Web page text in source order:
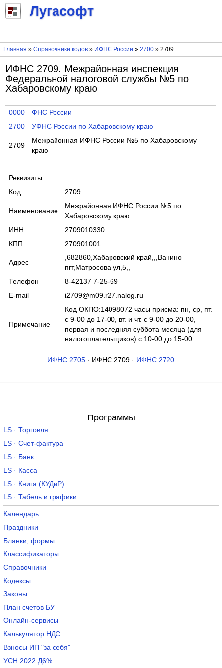
Лугасофт
Главная » Справочники кодов» ИФНС России » 2700» 2709
ИФНС 2709. Межрайонная инспекция
Федеральной налоговой службы №5 по
Хабаровскому краю
0000
ФНС России
2700
УФНС России по Хабаровскому краю
2709
Межрайонная ИФНС России №5 по Хабаровскому
краю
Реквизиты
Код
2709
Наименование
Межрайонная ИФНС России №5 по
Хабаровскому краю
ИНН
2709010330
КПП
270901001
Адрес
,682860,Хабаровский край,,,Ванино
пгт,Матросова ул,5,,
Телефон
8-42137 7-25-69
E-mail
i2709@m09.r27.nalog.ru
Примечание
Код ОКПО:14098072 часы приема: пн, ср, пт.
с 9-00 до 17-00, вт. и чт. с 9-00 до 20-00,
первая и последняя суббота месяца (для
налогоплательщиков) с 10-00 до 15-00
ИФНС 2705 · ИФНС 2709 · ИФНС 2720
Программы
LS · Торговля
LS · Счет-фактура
LS · Банк
LS · Касса
LS · Книга (КУДиР)
LS · Табель и графики
Календарь
Праздники
Бланки, формы
Классификаторы
Справочники
Кодексы
Законы
План счетов БУ
Онлайн-сервисы
Калькулятор НДС
Взносы ИП "за себя"
УСН 2022 Д6%